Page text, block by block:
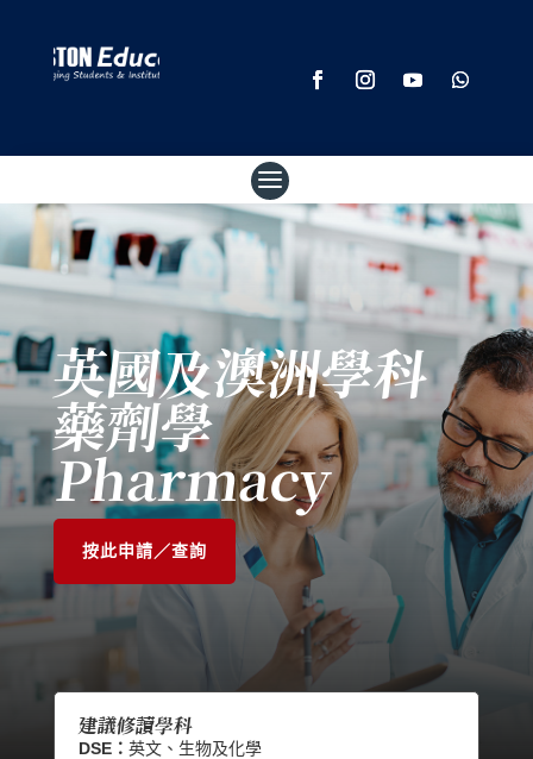
英國及澳洲學科
藥劑學
Pharmacy
按此申請／查詢
建議修讀學科
DSE： 英文、生物及化學